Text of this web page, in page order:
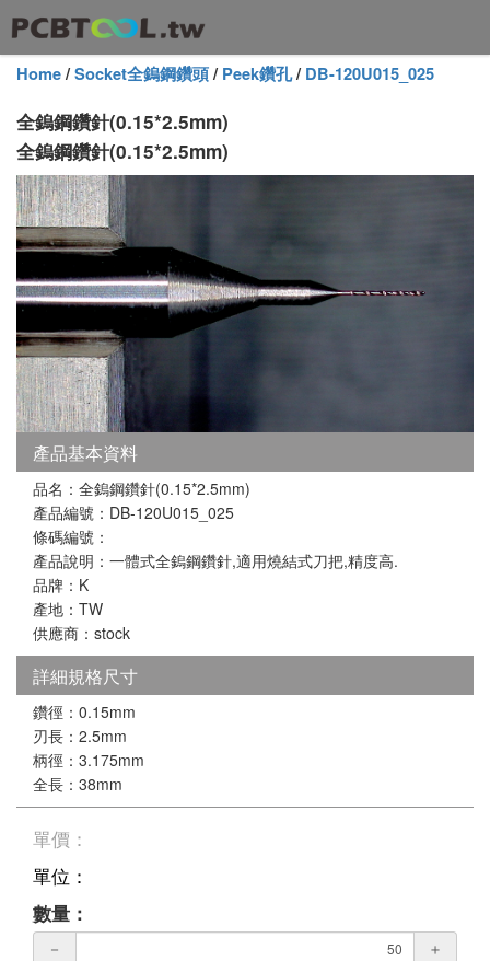
Home/Socket全鎢鋼鑽頭/Peek鑽孔/DB-120U015_025
全鎢鋼鑽針(0.15*2.5mm)
全鎢鋼鑽針(0.15*2.5mm)
產品基本資料
品名：全鎢鋼鑽針(0.15*2.5mm)
產品編號：DB-120U015_025
條碼編號：
產品說明：一體式全鎢鋼鑽針,適用燒結式刀把,精度高.
品牌：K
產地：TW
供應商：stock
詳細規格尺寸
鑽徑：0.15mm
刃長：2.5mm
柄徑：3.175mm
全長：38mm
單價：
單位：
數量：
－ ＋